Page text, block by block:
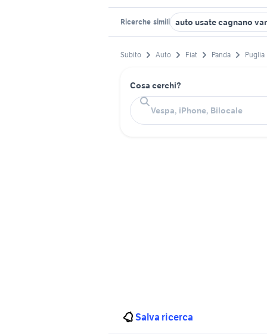
Ricerche simili auto usate cagnano
Subito Auto Fiat Panda Puglia
Cosa cerchi?
Salva ricerca